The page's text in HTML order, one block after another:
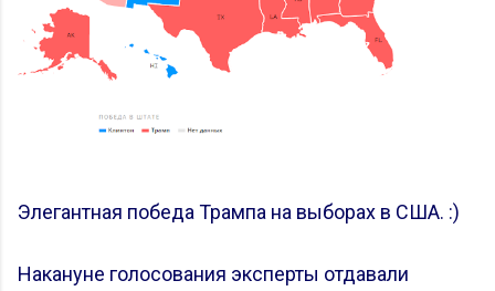
Элегантная победа Трампа на выборах в США. :)
Накануне голосования эксперты отдавали